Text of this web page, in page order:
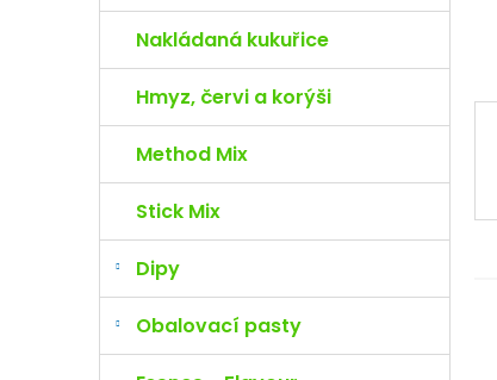
Nakládaná kukuřice
Hmyz, červi a korýši
Method Mix
Stick Mix
Dipy
Obalovací pasty